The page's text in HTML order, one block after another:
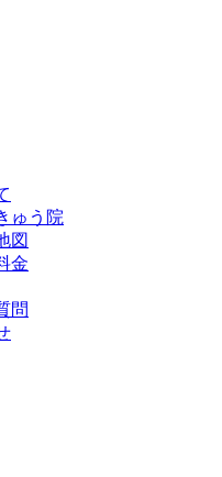
ゅう院
図
金
問